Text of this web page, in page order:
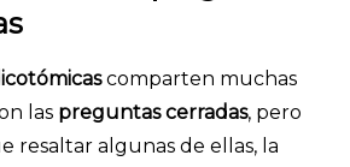
comparten muchas
las preguntas cerradas, pero
resaltar algunas de ellas, la